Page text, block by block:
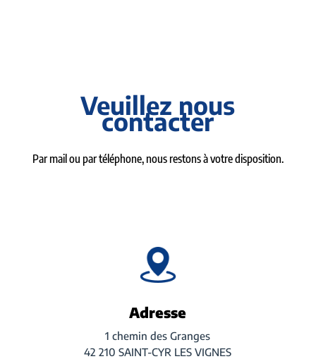
Veuillez nous
contacter
Par mail ou par téléphone, nous restons à votre disposition.
Adresse
1 chemin des Granges
42 210 SAINT-CYR LES VIGNES